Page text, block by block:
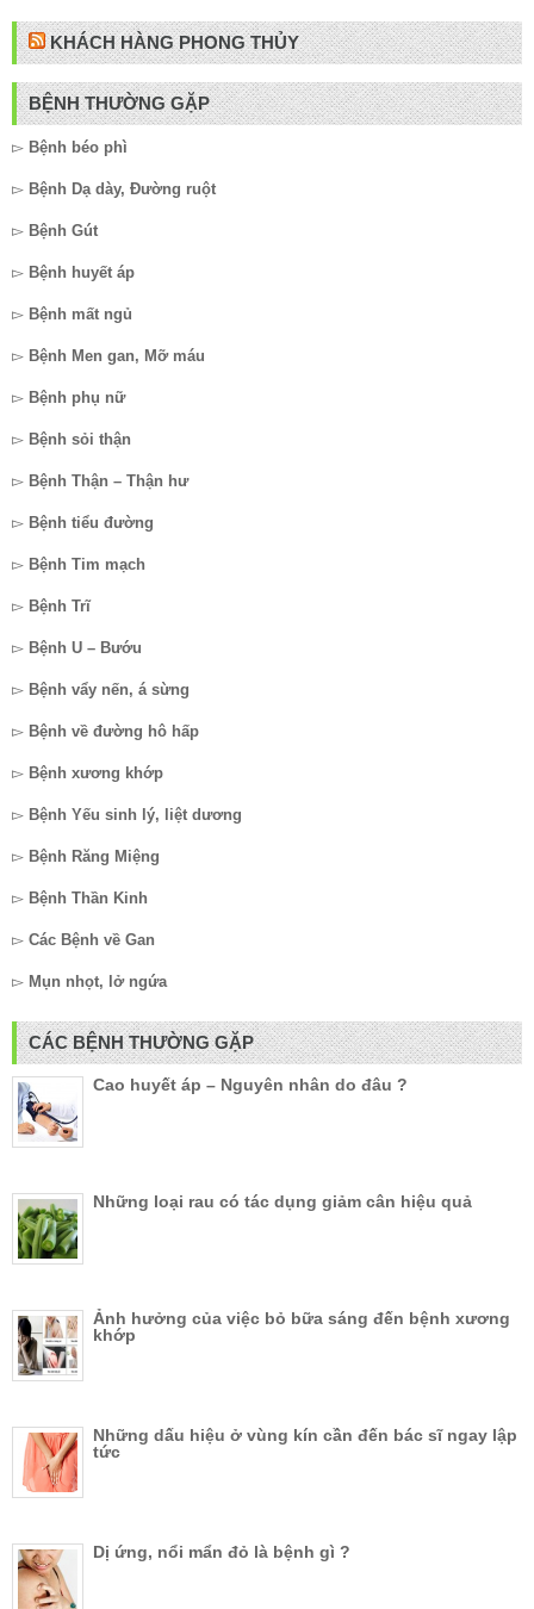
KHÁCH HÀNG PHONG THỦY
BỆNH THƯỜNG GẶP
▻ Bệnh béo phì
▻ Bệnh Dạ dày, Đường ruột
▻ Bệnh Gút
▻ Bệnh huyết áp
▻ Bệnh mất ngủ
▻ Bệnh Men gan, Mỡ máu
▻ Bệnh phụ nữ
▻ Bệnh sỏi thận
▻ Bệnh Thận – Thận hư
▻ Bệnh tiểu đường
▻ Bệnh Tim mạch
▻ Bệnh Trĩ
▻ Bệnh U – Bướu
▻ Bệnh vẩy nến, á sừng
▻ Bệnh về đường hô hấp
▻ Bệnh xương khớp
▻ Bệnh Yếu sinh lý, liệt dương
▻ Bệnh Răng Miệng
▻ Bệnh Thần Kinh
▻ Các Bệnh về Gan
▻ Mụn nhọt, lở ngứa
CÁC BỆNH THƯỜNG GẶP
Cao huyết áp – Nguyên nhân do đâu ?
Những loại rau có tác dụng giảm cân hiệu quả
Ảnh hưởng của việc bỏ bữa sáng đến bệnh xương
khớp
Những dấu hiệu ở vùng kín cần đến bác sĩ ngay lập
tức
Dị ứng, nổi mẩn đỏ là bệnh gì ?